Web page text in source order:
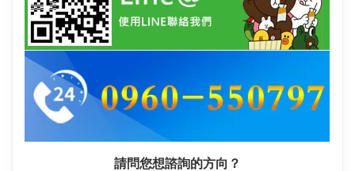
請問您想諮詢的方向？